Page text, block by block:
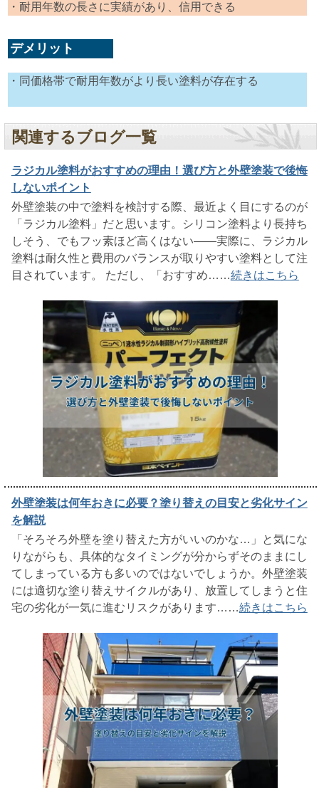
・耐用年数の長さに実績があり、信用できる
デメリット
・同価格帯で耐用年数がより長い塗料が存在する
関連するブログ一覧
ラジカル塗料がおすすめの理由！選び方と外壁塗装で後悔
しないポイント
外壁塗装の中で塗料を検討する際、最近よく目にするのが
「ラジカル塗料」だと思います。シリコン塗料より長持ち
しそう、でもフッ素ほど高くはない――実際に、ラジカル
塗料は耐久性と費用のバランスが取りやすい塗料として注
目されています。 ただし、「おすすめ……続きはこちら
外壁塗装は何年おきに必要？塗り替えの目安と劣化サイン
を解説
「そろそろ外壁を塗り替えた方がいいのかな…」と気にな
りながらも、具体的なタイミングが分からずそのままにし
てしまっている方も多いのではないでしょうか。外壁塗装
には適切な塗り替えサイクルがあり、放置してしまうと住
宅の劣化が一気に進むリスクがあります……続きはこちら